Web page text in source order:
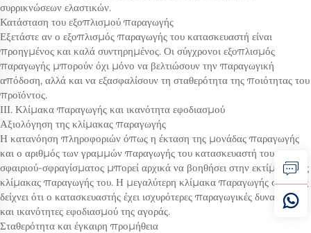
συρρικνώσεων ελαστικών.
Κατάσταση του εξοπλισμού παραγωγής
Εξετάστε αν ο εξοπλισμός παραγωγής του κατασκευαστή είναι
προηγμένος και καλά συντηρημένος. Οι σύγχρονοι εξοπλισμός
παραγωγής μπορούν όχι μόνο να βελτιώσουν την παραγωγική
απόδοση, αλλά και να εξασφαλίσουν τη σταθερότητα της ποιότητας του
προϊόντος.
ΙΙΙ. Κλίμακα παραγωγής και ικανότητα εφοδιασμού
Αξιολόγηση της κλίμακας παραγωγής
Η κατανόηση πληροφοριών όπως η έκταση της μονάδας παραγωγής
και ο αριθμός των γραμμών παραγωγής του κατασκευαστή του
σφαιριού-σφραγίσματος μπορεί αρχικά να βοηθήσει στην εκτίμηση της
κλίμακας παραγωγής του. Η μεγαλύτερη κλίμακα παραγωγής συνήθως
δείχνει ότι ο κατασκευαστής έχει ισχυρότερες παραγωγικές δυνατότητες
και ικανότητες εφοδιασμού της αγοράς.
Σταθερότητα και έγκαιρη προμήθεια